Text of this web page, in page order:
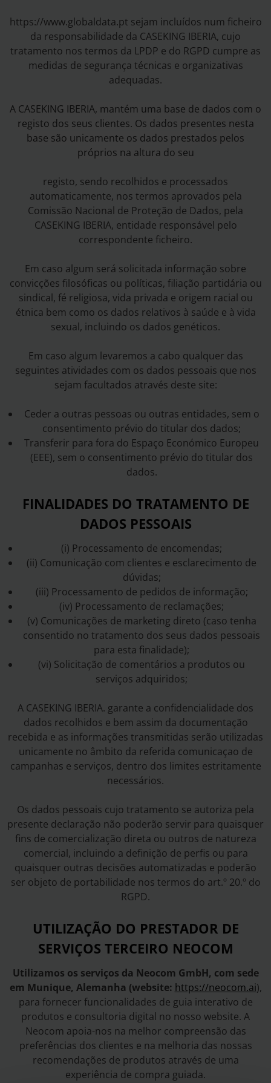
https://www.globaldata.pt sejam incluídos num ficheiro
da responsabilidade da CASEKING IBERIA, cujo
tratamento nos termos da LPDP e do RGPD cumpre as
medidas de segurança técnicas e organizativas
adequadas.
A CASEKING IBERIA, mantém uma base de dados com o
registo dos seus clientes. Os dados presentes nesta
base são unicamente os dados prestados pelos
próprios na altura do seu
registo, sendo recolhidos e processados
automaticamente, nos termos aprovados pela
Comissão Nacional de Proteção de Dados, pela
CASEKING IBERIA, entidade responsável pelo
correspondente ficheiro.
Em caso algum será solicitada informação sobre
convicções filosóficas ou políticas, filiação partidária ou
sindical, fé religiosa, vida privada e origem racial ou
étnica bem como os dados relativos à saúde e à vida
sexual, incluindo os dados genéticos.
Em caso algum levaremos a cabo qualquer das
seguintes atividades com os dados pessoais que nos
sejam facultados através deste site:
Ceder a outras pessoas ou outras entidades, sem o
consentimento prévio do titular dos dados;
Transferir para fora do Espaço Económico Europeu
(EEE), sem o consentimento prévio do titular dos
dados.
FINALIDADES DO TRATAMENTO DE
DADOS PESSOAIS
(i) Processamento de encomendas;
(ii) Comunicação com clientes e esclarecimento de
dúvidas;
(iii) Processamento de pedidos de informação;
(iv) Processamento de reclamações;
(v) Comunicações de marketing direto (caso tenha
consentido no tratamento dos seus dados pessoais
para esta finalidade);
(vi) Solicitação de comentários a produtos ou
serviços adquiridos;
A CASEKING IBERIA. garante a confidencialidade dos
dados recolhidos e bem assim da documentação
recebida e as informações transmitidas serão utilizadas
unicamente no âmbito da referida comunicaçao de
campanhas e serviços, dentro dos limites estritamente
necessários.
Os dados pessoais cujo tratamento se autoriza pela
presente declaração não poderão servir para quaisquer
fins de comercialização direta ou outros de natureza
comercial, incluindo a definição de perfis ou para
quaisquer outras decisões automatizadas e poderão
ser objeto de portabilidade nos termos do art.º 20.º do
RGPD.
UTILIZAÇÃO DO PRESTADOR DE
SERVIÇOS TERCEIRO NEOCOM
Utilizamos os serviços da Neocom GmbH, com sede
em Munique, Alemanha (website: https://neocom.ai),
para fornecer funcionalidades de guia interativo de
produtos e consultoria digital no nosso website. A
Neocom apoia-nos na melhor compreensão das
preferências dos clientes e na melhoria das nossas
recomendações de produtos através de uma
experiência de compra guiada.